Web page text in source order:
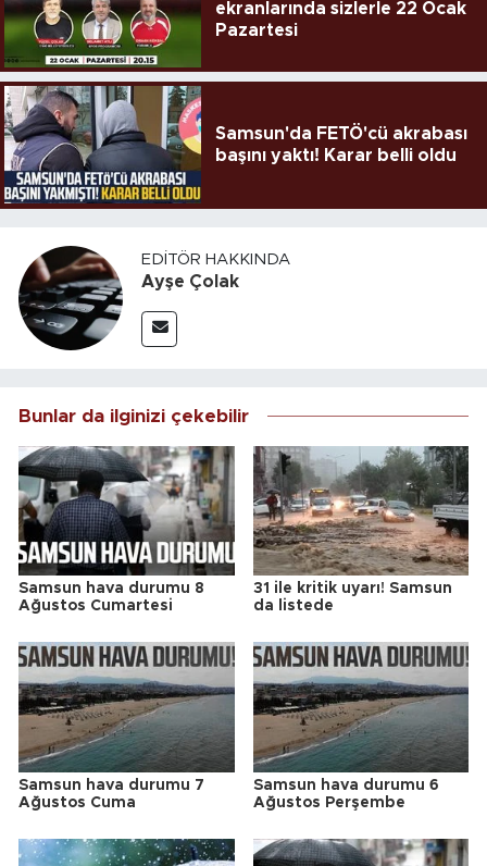
ekranlarında sizlerle 22 Ocak
Pazartesi
Samsun'da FETÖ'cü akrabası
başını yaktı! Karar belli oldu
EDITÖR HAKKINDA
Ayşe Çolak
Bunlar da ilginizi çekebilir
Samsun hava durumu 8
Ağustos Cumartesi
31 ile kritik uyarı! Samsun
da listede
Samsun hava durumu 7
Ağustos Cuma
Samsun hava durumu 6
Ağustos Perşembe